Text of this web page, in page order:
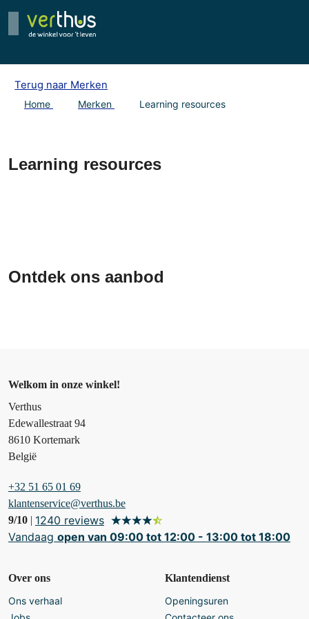
Home Merken Learning resources
Terug naar Merken
Learning resources
Ontdek ons aanbod
Welkom in onze winkel!
Verthus
Edewallestraat 94
8610 Kortemark
België
+32 51 65 01 69
klantenservice@verthus.be
9/10 |1240 reviews
Vandaagopen van 09:00 tot 12:00 - 13:00 tot 18:00
Over ons
Ons verhaal
Klantendienst
Openingsuren